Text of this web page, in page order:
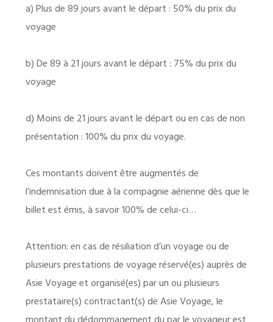
a) Plus de 89 jours avant le départ : 50% du prix du
voyage
b) De 89 à 21 jours avant le départ : 75% du prix du
voyage
d) Moins de 21 jours avant le départ ou en cas de non
présentation : 100% du prix du voyage.
Ces montants doivent être augmentés de
l’indemnisation due à la compagnie aérienne dès que le
billet est émis, à savoir 100% de celui-ci…
Attention: en cas de résiliation d’un voyage ou de
plusieurs prestations de voyage réservé(es) auprès de
Asie Voyage et organisé(es) par un ou plusieurs
prestataire(s) contractant(s) de Asie Voyage, le